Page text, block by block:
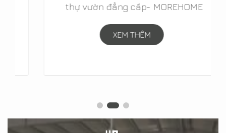
thự vườn đẳng cấp- MOREHOME
XEM THÊM